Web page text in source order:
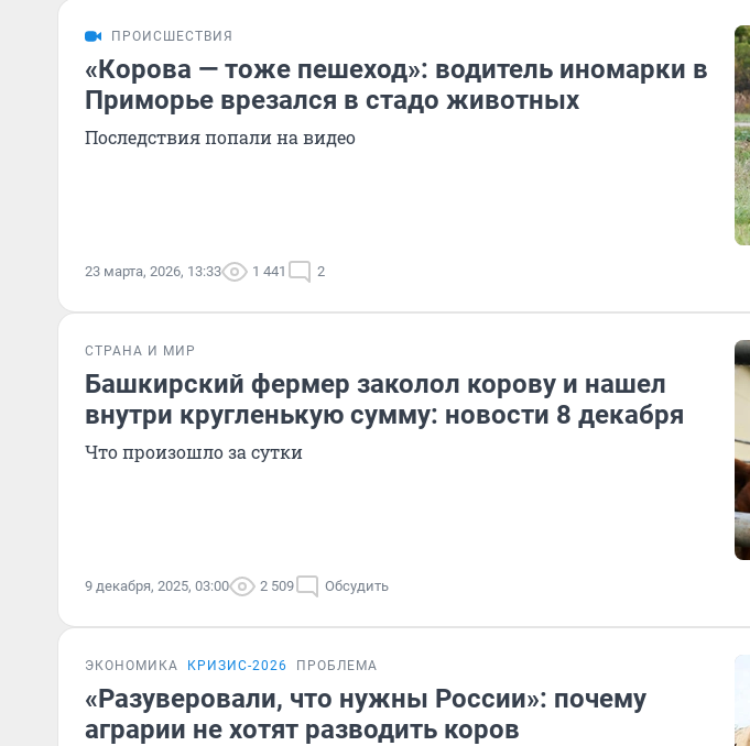
ПРОИСШЕСТВИЯ
«Корова — тоже пешеход»: водитель иномарки в
Приморье врезался в стадо животных
Последствия попали на видео
23 марта, 2026, 13:33 1 441 2
СТРАНА И МИР
Башкирский фермер заколол корову и нашел
внутри кругленькую сумму: новости 8 декабря
Что произошло за сутки
9 декабря, 2025, 03:00 2 509 Обсудить
ЭКОНОМИКА КРИЗИС-2026 ПРОБЛЕМА
«Разуверовали, что нужны России»: почему
аграрии не хотят разводить коров